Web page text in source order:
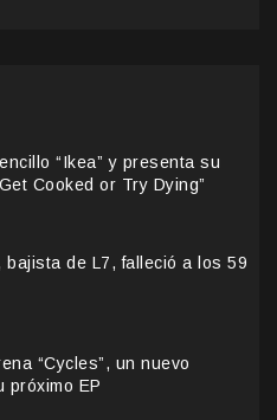
“Ikea” y presenta su
Cooked or Try Dying”
bajista de L7, falleció a los 59
“Cycles”, un nuevo
próximo EP